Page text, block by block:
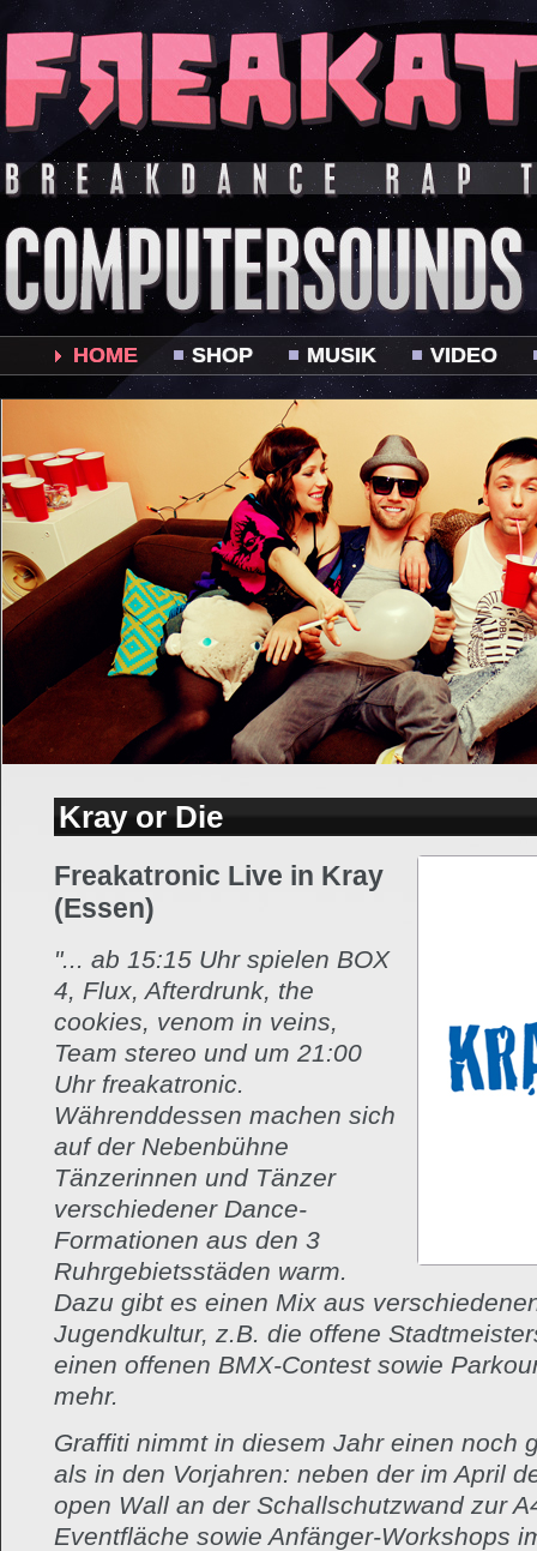
HOME SHOP MUSIK VIDEO
Kray or Die
Freakatronic Live in Kray
(Essen)
"... ab 15:15 Uhr spielen BOX
4, Flux, Afterdrunk, the
cookies, venom in veins,
Team stereo und um 21:00
Uhr freakatronic.
Währenddessen machen sich
auf der Nebenbühne
Tänzerinnen und Tänzer
verschiedener Dance-
Formationen aus den 3
Ruhrgebietsstäden warm.
Dazu gibt es einen Mix aus
Jugendkultur, z.B. die offene
einen offenen BMX-Contest sowie
mehr.
Graffiti nimmt in diesem Jahr einen noch
als in den Vorjahren: neben der im April
open Wall an der Schallschutzwand zur
Eventfläche sowie Anfänger-Workshops